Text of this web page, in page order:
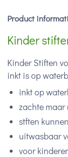
Product
Kinder
Kinder Stiften
inkt is op
inkt op
zachte
stften
uitwasbaar
voor